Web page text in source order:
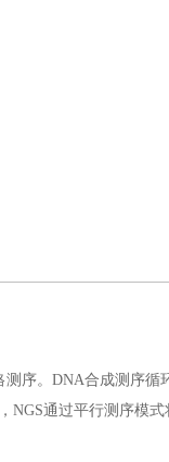
测序。DNA合成测序
NGS通过平行测序模